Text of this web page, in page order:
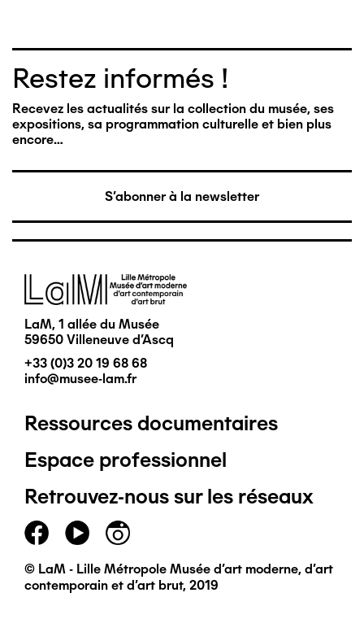
Restez informés !
Recevez les actualités sur la collection du musée, ses
expositions, sa programmation culturelle et bien plus
encore…
S'abonner à la newsletter
Image
LaM, 1 allée du Musée
59650 Villeneuve d'Ascq
+33 (0)3 20 19 68 68
info@musee-lam.fr
Pied
de
page
principal
Ressources documentaires
Espace professionnel
Retrouvez-nous sur les réseaux
© LaM - Lille Métropole Musée d'art moderne, d'art
contemporain et d'art brut, 2019